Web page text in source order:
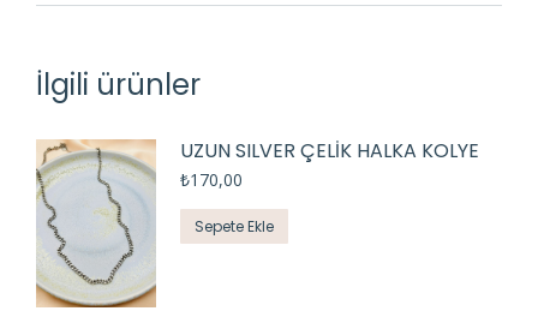
İlgili ürünler
UZUN SILVER ÇELİK HALKA KOLYE
₺170,00
Sepete Ekle